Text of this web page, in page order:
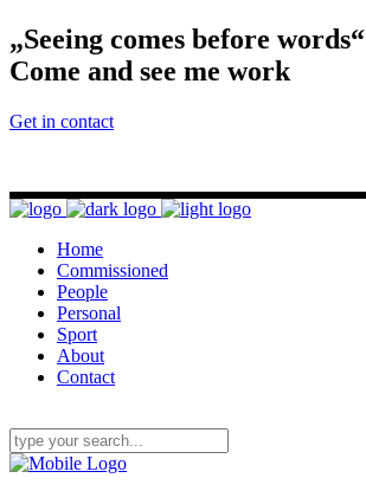
„Seeing comes before words“
Come and see me work
Get in contact
Home
Commissioned
People
Personal
Sport
About
Contact